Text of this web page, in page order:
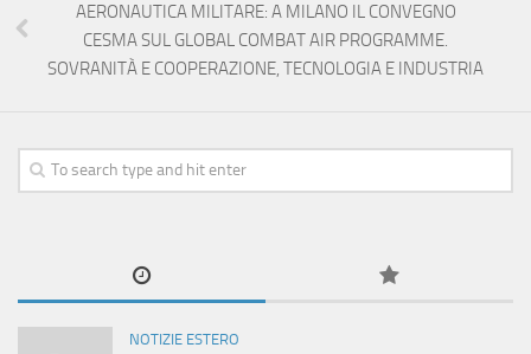
AERONAUTICA MILITARE: A MILANO IL CONVEGNO
CESMA SUL GLOBAL COMBAT AIR PROGRAMME.
SOVRANITÀ E COOPERAZIONE, TECNOLOGIA E INDUSTRIA
NOTIZIE ESTERO